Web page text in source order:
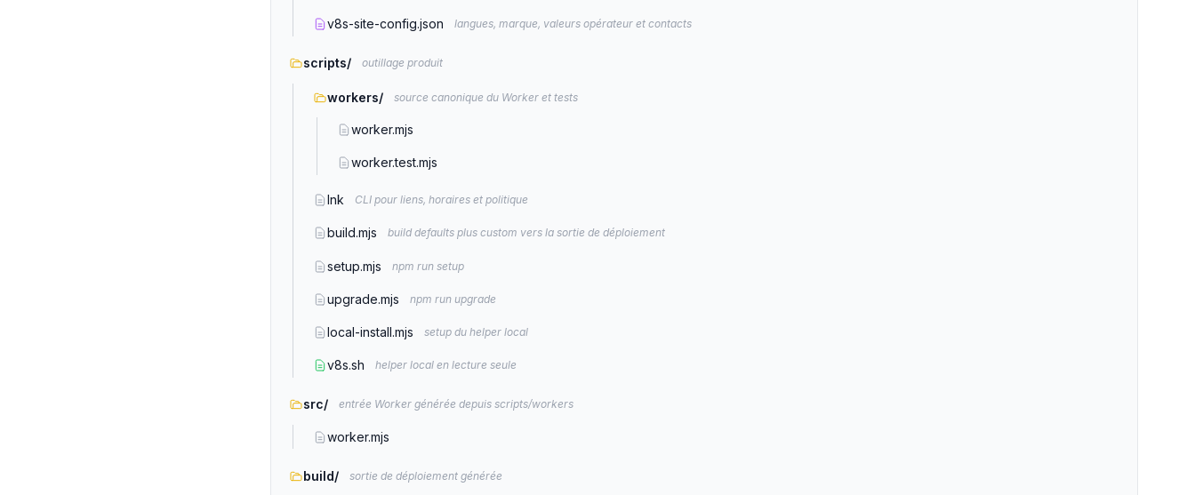
v8s-site-config.json langues, marque, valeurs opérateur et contacts
scripts/ outillage produit
workers/ source canonique du Worker et tests
worker.mjs
worker.test.mjs
lnk CLI pour liens, horaires et politique
build.mjs build defaults plus custom vers la sortie de déploiement
setup.mjs npm run setup
upgrade.mjs npm run upgrade
local-install.mjs setup du helper local
v8s.sh helper local en lecture seule
src/ entrée Worker générée depuis scripts/workers
worker.mjs
build/ sortie de déploiement générée